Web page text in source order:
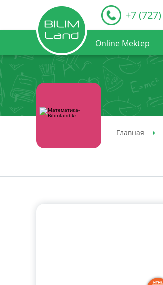
+7 (727)
Online Mektep
Главная